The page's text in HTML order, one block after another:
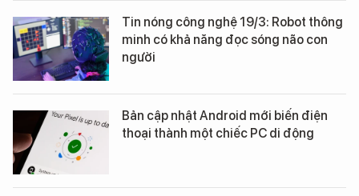
Tin nóng công nghệ 19/3: Robot thông
minh có khả năng đọc sóng não con
người
Bản cập nhật Android mới biến điện
thoại thành một chiếc PC di động